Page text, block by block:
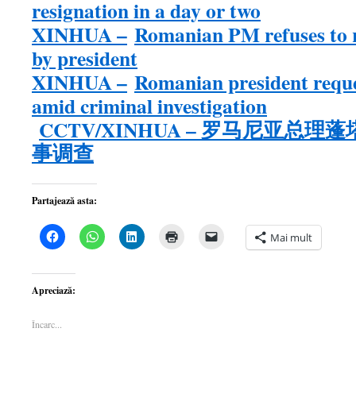
resignation in a day or two
XINHUA – Romanian PM refuses to
by president
XINHUA – Romanian president
amid criminal investigation
CCTV/XINHUA – 罗马尼亚总理
事调查
Partajează asta:
Dă
clic
partaja
pe
Facebook(Se
o
Dă
clic
Dă
clic
pentru
Mai mult
Apreciază:
Încarc...